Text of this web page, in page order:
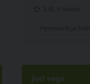
Just vege